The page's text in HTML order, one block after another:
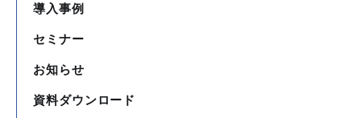
導入事例
セミナー
お知らせ
資料ダウンロード